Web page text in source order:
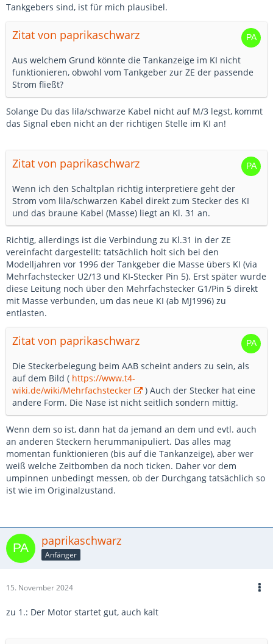
Tankgebers sind, ist für mich plausibel.
Zitat von paprikaschwarz
Aus welchem Grund könnte die Tankanzeige im KI nicht
funktionieren, obwohl vom Tankgeber zur ZE der passende
Strom fließt?
Solange Du das lila/schwarze Kabel nicht auf M/3 legst, kommt
das Signal eben nicht an der richtigen Stelle im KI an!
Zitat von paprikaschwarz
Wenn ich den Schaltplan richtig interpretiere geht der
Strom vom lila/schwarzen Kabel direkt zum Stecker des KI
und das braune Kabel (Masse) liegt an Kl. 31 an.
Richtig, allerdings ist die Verbindung zu Kl.31 in der ZE
vereinfacht dargestellt: tatsächlich holt sich bei den
Modelljahren vor 1996 der Tankgeber die Masse übers KI (via
Mehrfachstecker U2/13 und KI-Stecker Pin 5). Erst später wurde
diese Leitung noch über den Mehrfachstecker G1/Pin 5 direkt
mit Masse verbunden, um das neue KI (ab MJ1996) zu
entlasten.
Zitat von paprikaschwarz
Die Steckerbelegung beim AAB scheint anders zu sein, als
auf dem Bild ( https://www.t4-
wiki.de/wiki/Mehrfachstecker
) Auch der Stecker hat eine
andere Form. Die Nase ist nicht seitlich sondern mittig.
Wenn dem so ist, dann hat da jemand an dem und evtl. auch
an anderen Steckern herummanipuliert. Das alles mag
momentan funktionieren (bis auf die Tankanzeige), aber wer
weiß welche Zeitbomben da noch ticken. Daher vor dem
umpinnen unbedingt messen, ob der Durchgang tatsächlich so
ist wie im Originalzustand.
paprikaschwarz
Anfänger
15. November 2024
zu 1.: Der Motor startet gut, auch kalt